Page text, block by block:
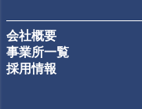
会社概要
事業所一覧
採用情報